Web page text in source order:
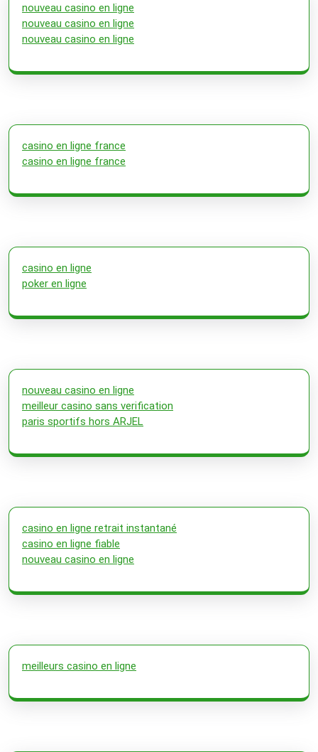
nouveau casino en ligne
nouveau casino en ligne
nouveau casino en ligne
casino en ligne france
casino en ligne france
casino en ligne
poker en ligne
nouveau casino en ligne
meilleur casino sans verification
paris sportifs hors ARJEL
casino en ligne retrait instantané
casino en ligne fiable
nouveau casino en ligne
meilleurs casino en ligne